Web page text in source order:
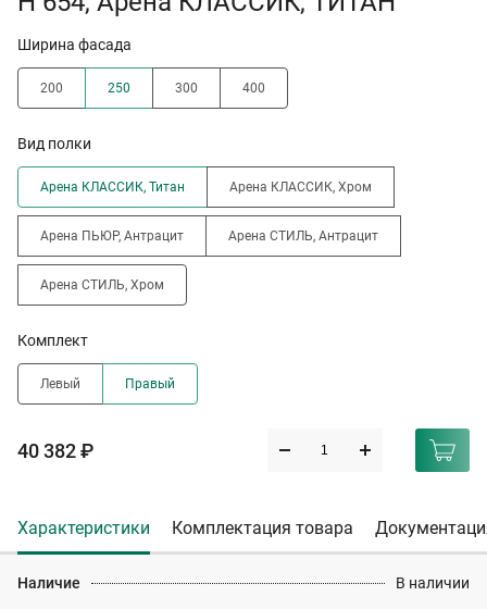
Ширина фасада
200 250 300 400
Вид полки
Арена КЛАССИК, Титан Арена КЛАССИК, Хром
Арена ПЬЮР, Антрацит Арена СТИЛЬ, Антрацит
Арена СТИЛЬ, Хром
Комплект
Левый Правый
40 382 ₽
Характеристики Комплектация товара
Наличие В наличии